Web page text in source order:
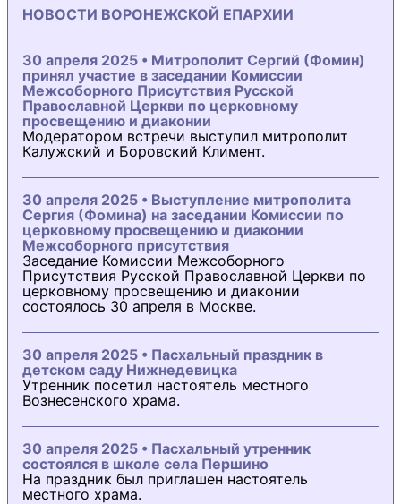
НОВОСТИ ВОРОНЕЖСКОЙ ЕПАРХИИ
30 апреля 2025 • Митрополит Сергий (Фомин)
принял участие в заседании Комиссии
Межсоборного Присутствия Русской
Православной Церкви по церковному
просвещению и диаконии
Модератором встречи выступил митрополит
Калужский и Боровский Климент.
30 апреля 2025 • Выступление митрополита
Сергия (Фомина) на заседании Комиссии по
церковному просвещению и диаконии
Межсоборного присутствия
Заседание Комиссии Межсоборного
Присутствия Русской Православной Церкви по
церковному просвещению и диаконии
состоялось 30 апреля в Москве.
30 апреля 2025 • Пасхальный праздник в
детском саду Нижнедевицка
Утренник посетил настоятель местного
Вознесенского храма.
30 апреля 2025 • Пасхальный утренник
состоялся в школе села Першино
На праздник был приглашен настоятель
местного храма.